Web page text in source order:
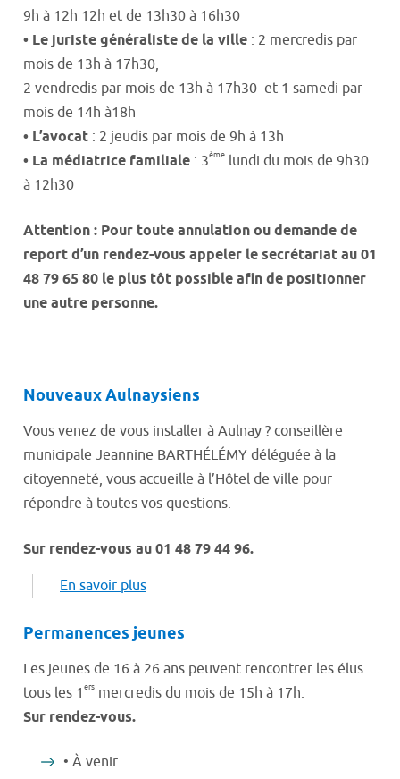
9h à 12h 12h et de 13h30 à 16h30
• Le juriste généraliste de la ville : 2 mercredis par
mois de 13h à 17h30,
2 vendredis par mois de 13h à 17h30 et 1 samedi par
mois de 14h à18h
• L’avocat : 2 jeudis par mois de 9h à 13h
• La médiatrice familiale : 3ème lundi du mois de 9h30
à 12h30
Attention : Pour toute annulation ou demande de
report d’un rendez-vous appeler le secrétariat au 01
48 79 65 80 le plus tôt possible afin de positionner
une autre personne.
Nouveaux Aulnaysiens
Vous venez de vous installer à Aulnay ? conseillère
municipale Jeannine BARTHÉLÉMY déléguée à la
citoyenneté, vous accueille à l’Hôtel de ville pour
répondre à toutes vos questions.
Sur rendez-vous au 01 48 79 44 96.
En savoir plus
Permanences jeunes
Les jeunes de 16 à 26 ans peuvent rencontrer les élus
tous les 1 ers mercredis du mois de 15h à 17h.
Sur rendez-vous.
• À venir.